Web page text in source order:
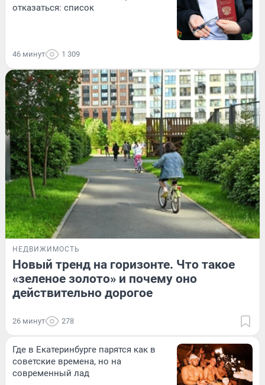
отказаться: список
46 минут 1 309
НЕДВИЖИМОСТЬ
Новый тренд на горизонте. Что такое
«зеленое золото» и почему оно
действительно дорогое
26 минут 278
Где в Екатеринбурге парятся как в
советские времена, но на
современный лад